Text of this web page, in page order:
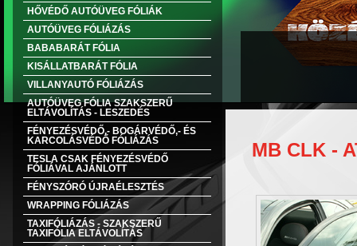
HŐVÉDŐ AUTÓÜVEG FÓLIÁK
AUTÓÜVEG FÓLIÁZÁS
BABABARÁT FÓLIA
KISÁLLATBARÁT FÓLIA
VILLANYAUTÓ FÓLIÁZÁS
AUTÓÜVEG FÓLIA SZAKSZERŰ
ELTÁVOLÍTÁS - LESZEDÉS
FÉNYEZÉSVÉDŐ,- BOGÁRVÉDŐ,- ÉS
KARCOLÁSVÉDŐ FÓLIÁZÁS
TESLA CSAK FÉNYEZÉSVÉDŐ
FÓLIÁVAL AJÁNLOTT
FÉNYSZÓRÓ ÚJRAÉLESZTÉS
WRAPPING FÓLIÁZÁS
TAXIFÓLIÁZÁS - SZAKSZERŰ
TAXIFÓLIA ELTÁVOLÍTÁS
MB CLK -